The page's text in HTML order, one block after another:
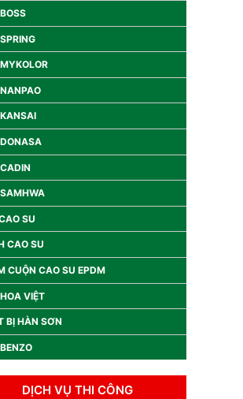
SU
CAO SU
CUỘN CAO SU EPDM
VIỆT
BỊ HÀN SƠN
DỊCH VỤ THI CÔNG